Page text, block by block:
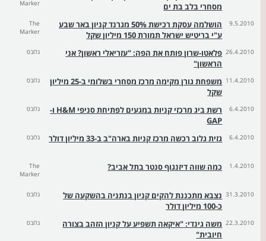
מסחרי בלב בת ים
Marker
9.5.2010
הושלמה עסקת רכישת 50% מגרנד קניון באר שבע
ע"י בריטיש ישראל תמורת 150 מיליון שקל
The
Marker
26.4.2010 פלאטו-שרון פותח את הפה: "עזריאלי ראשון? אני
הראשון"
גלובס
11.4.2010
משפחת גורן מקימה מרכז מסחרי בשלומי ב-25 מיליון
שקל
גלובס
6.4.2010
רשת ביג מרכזי קניות במגעים לפתיחת סניפי H&M ו-
GAP
גלובס
6.4.2010 גזית גלוב רכשה מרכז קניות בארה"ב ב-33 מיליון דולר גלובס
1.4.2010 כמה שווה דיזנגוף סנטר בתל אביב?
The
Marker
31.3.2010 נצבא מתכננת להקים קניון בנתניה בהשקעה של
כ-100 מיליון דולר
גלובס
22.3.2010 משה גינדי: "איקאה תשפיע על קניון הזהב בצורה
חיובית"
גלובס